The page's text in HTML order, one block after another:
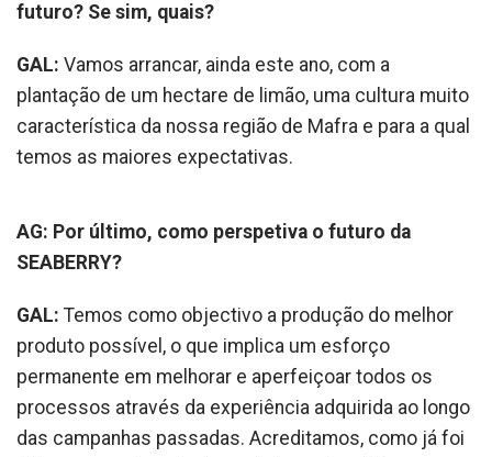
futuro? Se sim, quais?
GAL: Vamos arrancar, ainda este ano, com a
plantação de um hectare de limão, uma cultura muito
característica da nossa região de Mafra e para a qual
temos as maiores expectativas.
AG: Por último, como perspetiva o futuro da
SEABERRY?
GAL: Temos como objectivo a produção do melhor
produto possível, o que implica um esforço
permanente em melhorar e aperfeiçoar todos os
processos através da experiência adquirida ao longo
das campanhas passadas. Acreditamos, como já foi